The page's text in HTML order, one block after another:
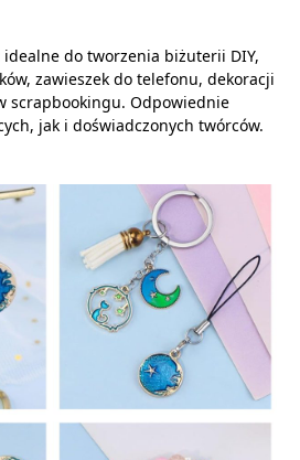
idealne do tworzenia biżuterii DIY,
zawieszek do telefonu, dekoracji
scrapbookingu. Odpowiednie
jak i doświadczonych twórców.